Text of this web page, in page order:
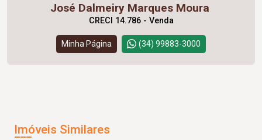
José Dalmeiry Marques Moura
CRECI 14.786 - Venda
Minha Página (34) 99883-3000
Imóveis Similares